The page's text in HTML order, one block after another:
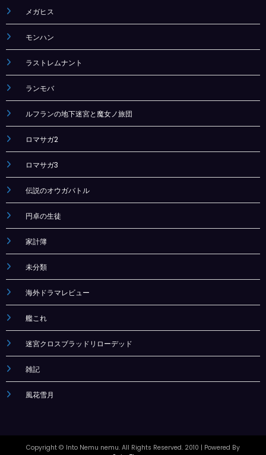
メガヒス
モンハン
ラストレムナント
ランモバ
ルフランの地下迷宮と魔女ノ旅団
ロマサガ2
ロマサガ3
伝説のオウガバトル
円卓の生徒
家計簿
未分類
海外ドラマレビュー
艦これ
迷宮クロスブラッドリローデッド
雑記
風花雪月
Copyright © Into Nemu nemu. All Rights Reserved. 2010 | Powered By